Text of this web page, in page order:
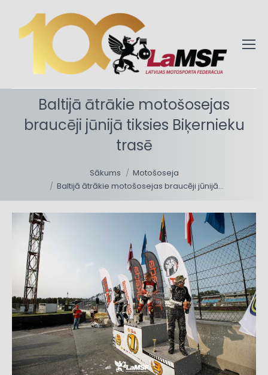
Baltijā ātrākie motošosejas
braucēji jūnijā tiksies Biķernieku
trasē
Sākums
Motošoseja
Baltijā ātrākie motošosejas braucēji jūnijā…